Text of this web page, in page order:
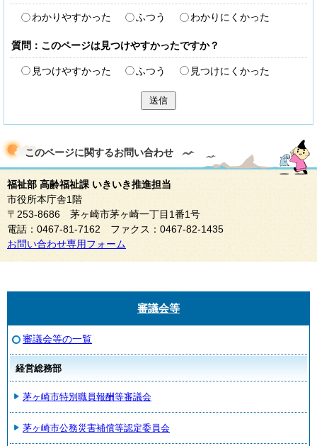
わかりやすかった ふつう わかりにくかった
質問：このページは見つけやすかったですか？
見つけやすかった ふつう 見つけにくかった
送信
このページに関するお問い合わせ
福祉部 高齢福祉課 いきいき推進担当
市役所本庁舎1階
〒253-8686 茅ヶ崎市茅ヶ崎一丁目1番1号
電話：0467-81-7162 ファクス：0467-82-1435
お問い合わせ専用フォーム
審議会等
審議会等の一覧
経営総務部
茅ヶ崎市特別職員報酬等審議会
茅ヶ崎市公務災害補償等認定委員会